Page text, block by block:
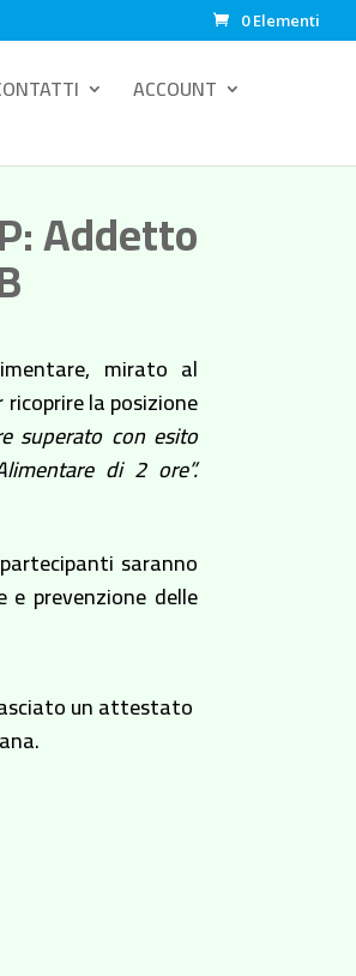
0 Elementi
ACCOUNT
Addetto
mirato al
la posizione
superato con esito
di 2 ore”.
saranno
prevenzione delle
un attestato